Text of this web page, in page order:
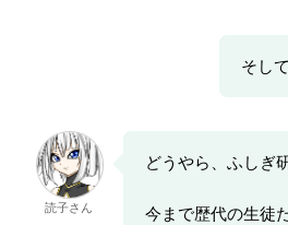
そし
読子さん
どうやら、ふしぎ
今まで歴代の生徒